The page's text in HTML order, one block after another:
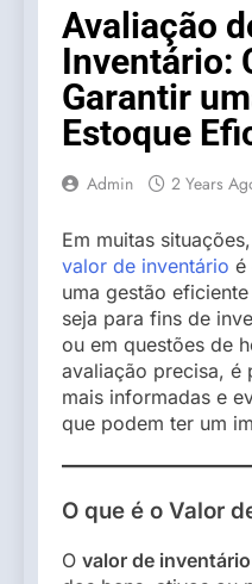
Avaliação
Inventário:
Garantir
Estoque
Admin 2 Years
Em muitas
valor de inventário é
uma gestão
seja para fins de
ou em questões de
avaliação precisa, é
mais informadas e
que podem ter um
O que é o Valor
O valor de inventário